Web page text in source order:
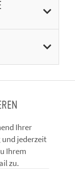
Ihrer
jederzeit
Ihrem
zu.